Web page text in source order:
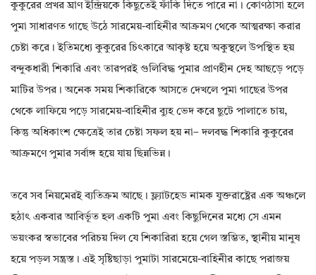
কুকুরের প্রখর ঘ্রাণ ইন্দ্রিয়কে কিছুতেই ফাঁকি দিতে পারে না। কোণঠাসা হলে
পুমা সাধারণত গাছে উঠে সারমেয়-বাহিনীর আক্রমণ থেকে আত্মরক্ষা করার
চেষ্টা করে। ইতিমধ্যে কুকুরের চিৎকারে আকৃষ্ট হয়ে অকুস্থলে উপস্থিত হয়
বন্দুকধারী শিকারি এবং তারপরই গুলিবিদ্ধ পুমার প্রাণহীন দেহ আছড়ে পড়ে
মাটির উপর। অনেক সময় শিকারিকে আসতে দেখলে পুমা গাছের উপর
থেকে লাফিয়ে পড়ে সারমেয়-বাহিনীর ব্যুহ ভেদ করে ছুটে পালাতে চায়,
কিন্তু অধিকাংশ ক্ষেত্রেই তার চেষ্টা সফল হয় না– দলবদ্ধ শিকারি কুকুরের
আক্রমণে পুমার সর্বাঙ্গ হয়ে যায় ছিন্নভিন্ন।
তবে সব নিয়মেরই ব্যতিক্রম আছে। ফ্ল্যাটহেড নামক যুক্তরাষ্ট্রের এক অঞ্চলে
হঠাৎ একবার আবির্ভূত হল একটি পুমা এবং কিছুদিনের মধ্যে সে এমন
ভয়ংকর স্বভাবের পরিচয় দিল যে শিকারিরা হয়ে গেল স্তম্ভিত, স্থানীয় মানুষ
হয়ে পড়ল সন্ত্রস্ত। এই সৃষ্টিছাড়া পুমাটা সারমেয়ে-বাহিনীর কাছে পরাজয়